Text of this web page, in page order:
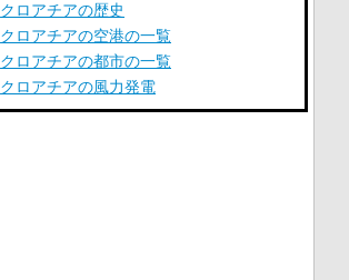
クロアチアの歴史
クロアチアの空港の一覧
クロアチアの都市の一覧
クロアチアの風力発電